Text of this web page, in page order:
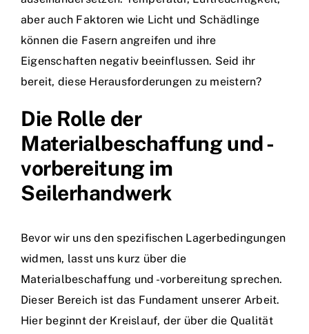
aber auch Faktoren wie Licht und Schädlinge
können die Fasern angreifen und ihre
Eigenschaften negativ beeinflussen. Seid ihr
bereit, diese Herausforderungen zu meistern?
Die Rolle der
Materialbeschaffung und -
vorbereitung im
Seilerhandwerk
Bevor wir uns den spezifischen Lagerbedingungen
widmen, lasst uns kurz über die
Materialbeschaffung und -vorbereitung sprechen.
Dieser Bereich ist das Fundament unserer Arbeit.
Hier beginnt der Kreislauf, der über die Qualität